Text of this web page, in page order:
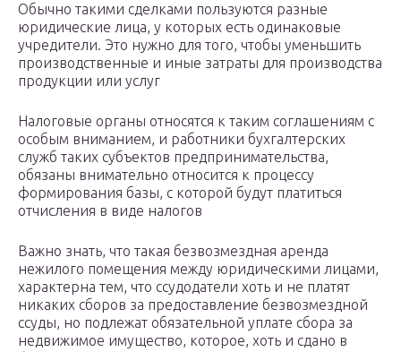
Обычно такими сделками пользуются разные
юридические лица, у которых есть одинаковые
учредители. Это нужно для того, чтобы уменьшить
производственные и иные затраты для производства
продукции или услуг
Налоговые органы относятся к таким соглашениям с
особым вниманием, и работники бухгалтерских
служб таких субъектов предпринимательства,
обязаны внимательно относится к процессу
формирования базы, с которой будут платиться
отчисления в виде налогов
Важно знать, что такая безвозмездная аренда
нежилого помещения между юридическими лицами,
характерна тем, что ссудодатели хоть и не платят
никаких сборов за предоставление безвозмездной
ссуды, но подлежат обязательной уплате сбора за
недвижимое имущество, которое, хоть и сдано в